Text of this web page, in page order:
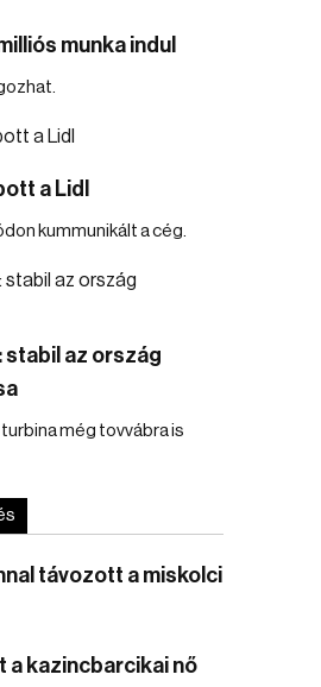
munka indul
a Lidl
kummunikált a cég.
stabil az ország
még tovvábra is
távozott a miskolci
a kazincbarcikai nő